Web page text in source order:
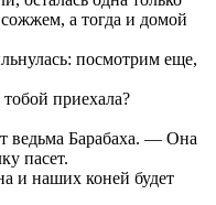
а тогда и домой
посмотрим еще,
приехала?
ведьма Барабаха. — Она
пасет.
и наших коней будет